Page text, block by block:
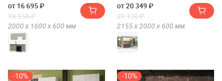
от 16 695 ₽
18 550 ₽
2000 х 1600 х 600 мм
от 20 349 ₽
21 130 ₽
2155 х 2000 х 600 мм
-10% -10%